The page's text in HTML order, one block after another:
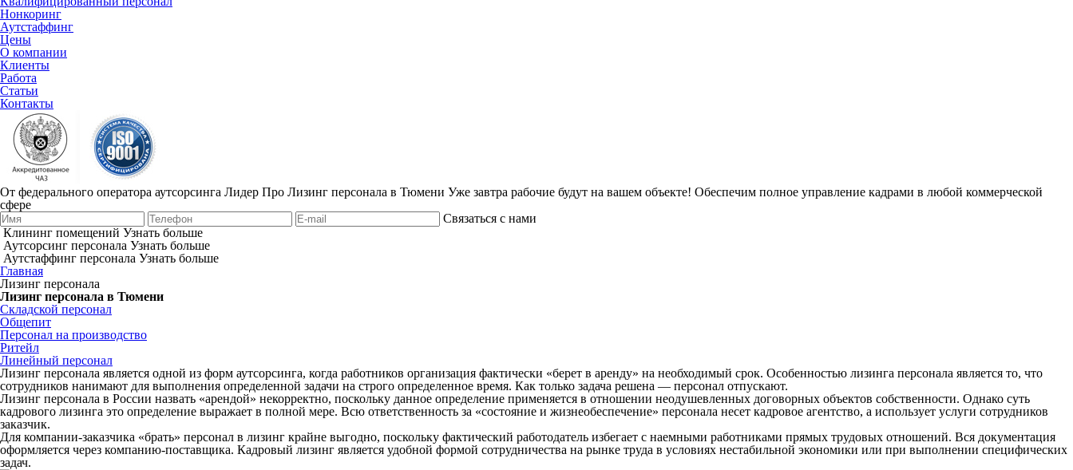
Нонкоринг
Аутстаффинг
Цены
О компании
Клиенты
Работа
Статьи
Контакты
От федерального оператора аутсорсинга Лидер Про Лизинг персонала в Тюмени Уже завтра рабочие будут на вашем объекте! Обеспечим полное управление кадрами в любой коммерческой
сфере
Связаться с нами
Клининг помещений Узнать больше
Аутсорсинг персонала Узнать больше
Аутстаффинг персонала Узнать больше
Главная
Лизинг персонала
Лизинг персонала в Тюмени
Складской персонал
Общепит
Персонал на производство
Ритейл
Линейный персонал
Лизинг персонала является одной из форм аутсорсинга, когда работников организация фактически «берет в аренду» на необходимый срок. Особенностью лизинга персонала является то, что
сотрудников нанимают для выполнения определенной задачи на строго определенное время. Как только задача решена — персонал отпускают.
Лизинг персонала в России назвать «арендой» некорректно, поскольку данное определение применяется в отношении неодушевленных договорных объектов собственности. Однако суть
кадрового лизинга это определение выражает в полной мере. Всю ответственность за «состояние и жизнеобеспечение» персонала несет кадровое агентство, а использует услуги сотрудников
заказчик.
Для компании-заказчика «брать» персонал в лизинг крайне выгодно, поскольку фактический работодатель избегает с наемными работниками прямых трудовых отношений. Вся документация
оформляется через компанию-поставщика. Кадровый лизинг является удобной формой сотрудничества на рынке труда в условиях нестабильной экономики или при выполнении специфических
задач.